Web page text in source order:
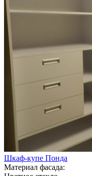
Шкаф-купе Понда
Материал фасада: